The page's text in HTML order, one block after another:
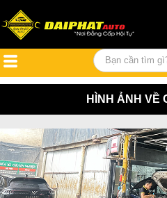
HÌNH ẢNH VỀ